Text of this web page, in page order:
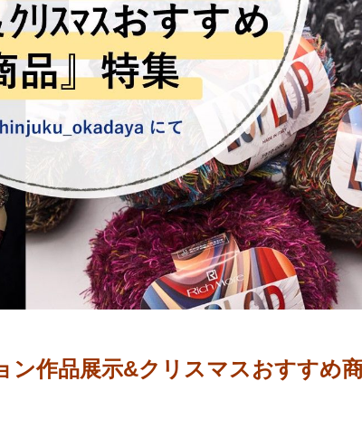
ン作品展示&クリスマスおすすめ商